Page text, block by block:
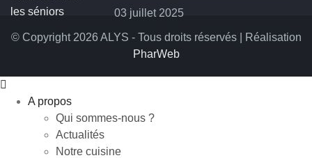
03 juillet 2025
© Copyright 2026 ALYS - Tous droits réservés | Réalisation
PharWeb
A propos
Qui sommes-nous ?
Actualités
Notre cuisine